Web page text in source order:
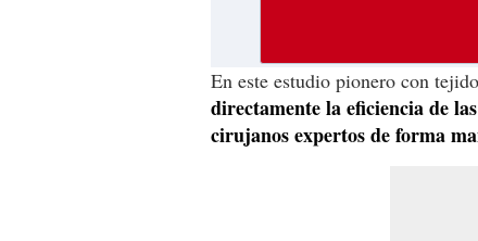
En este estudio pionero con
directamente la eficiencia de
cirujanos expertos de forma